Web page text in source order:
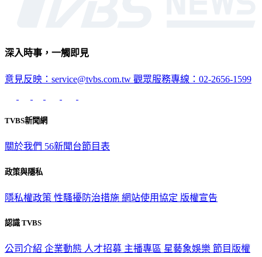
深入時事，一觸即見
意見反映：service@tvbs.com.tw 觀眾服務專線：02-2656-1599
TVBS新聞網
關於我們 56新聞台節目表
政策與隱私
隱私權政策 性騷擾防治措施 網站使用協定 版權宣告
認識 TVBS
公司介紹 企業動態 人才招募 主播專區 星藝象娛樂 節目版權